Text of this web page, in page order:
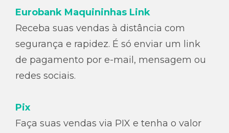
Eurobank Maquininhas Link
Receba suas vendas à distância com
segurança e rapidez. É só enviar um link
de pagamento por e-mail, mensagem ou
redes sociais.
Pix
Faça suas vendas via PIX e tenha o valor